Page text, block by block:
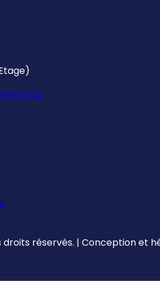
droits réservés. | Conception et